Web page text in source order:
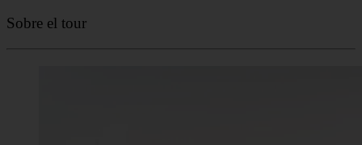
Sobre el tour